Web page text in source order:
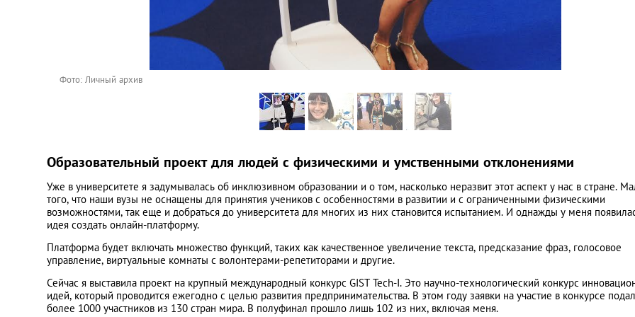
Фото: Личный архив
Образовательный проект для людей с физическими и умственными отклонениями
Уже в университете я задумывалась об инклюзивном образовании и о том, насколько неразвит этот аспект у нас в стране.
того, что наши вузы не оснащены для принятия учеников с особенностями в развитии и с ограниченными физическими
возможностями, так еще и добраться до университета для многих из них становится испытанием. И однажды у меня
идея создать онлайн-платформу.
Платформа будет включать множество функций, таких как качественное увеличение текста, предсказание фраз, голосовое
управление, виртуальные комнаты с волонтерами-репетиторами и другие.
Сейчас я выставила проект на крупный международный конкурс GIST Tech-I. Это научно-технологический конкурс
идей, который проводится ежегодно с целью развития предпринимательства. В этом году заявки на участие в конкурсе
более 1000 участников из 130 стран мира. В полуфинал прошло лишь 102 из них, включая меня.